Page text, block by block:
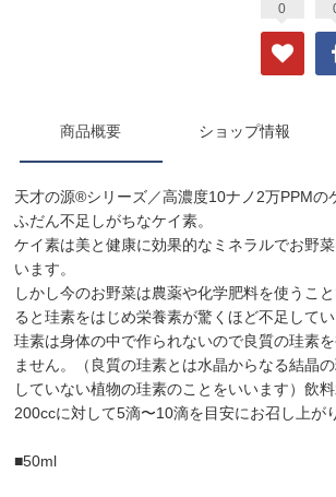
0
商品概要 ショップ情報
天才の源®シリーズ／高濃度10ナノ2万PPMの
ふだん不足しがちなケイ素。
ケイ素は美と健康に効果的なミネラルでお野
います。
しかし今のお野菜は農薬や化学肥料を使うこ
ると珪素をはじめ栄養素が驚くほど不足してい
珪素は身体の中で作られないので良質の珪素
ません。（良質の珪素とは水晶からなる結晶
していない植物の珪素のことをいいます）飲
200ccに対して5滴〜10滴を目安にお召し上が
■50ml